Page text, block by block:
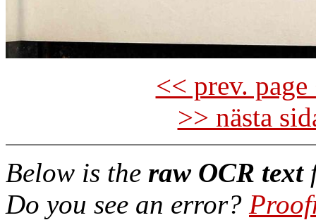
<< prev.
>> nästa
Below is the raw OCR text
Do you see an error?